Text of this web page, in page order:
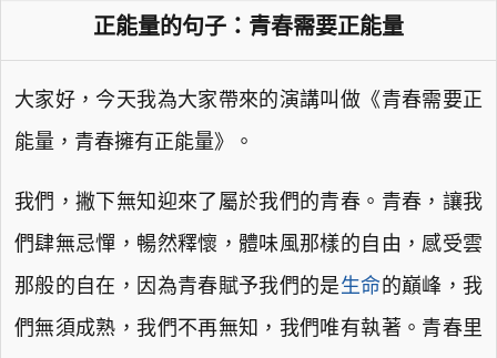
正能量的句子：青春需要正能量
大家好，今天我為大家帶來的演講叫做《青春需要正
能量，青春擁有正能量》。
我們，撇下無知迎來了屬於我們的青春。青春，讓我
們肆無忌憚，暢然釋懷，體味風那樣的自由，感受雲
那般的自在，因為青春賦予我們的是生命的巔峰，我
們無須成熟，我們不再無知，我們唯有執著。青春里